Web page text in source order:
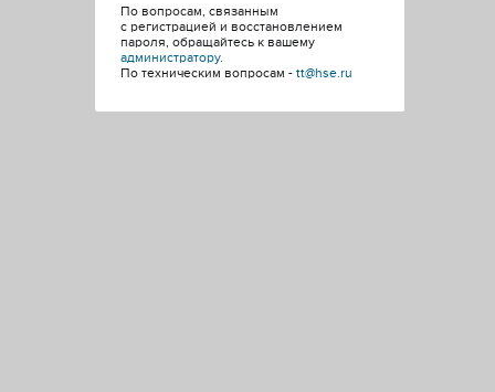
По вопросам, связанным
с регистрацией и восстановлением
пароля, обращайтесь к вашему
администратору.
По техническим вопросам - tt@hse.ru